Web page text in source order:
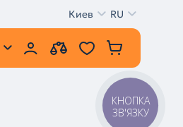
Киев RU
КНОПКА
ЗВ'ЯЗКУ